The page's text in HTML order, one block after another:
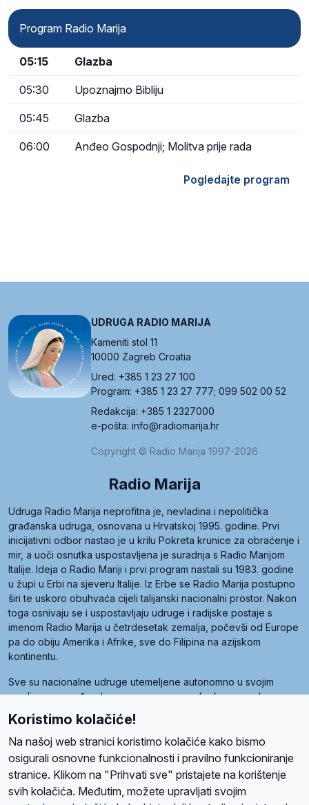
Program Radio Marija
05:15 Glazba
05:30 Upoznajmo Bibliju
05:45 Glazba
06:00 Anđeo Gospodnji; Molitva prije rada
Pogledajte program
UDRUGA RADIO MARIJA
Kameniti stol 11
10000 Zagreb Croatia
Ured: +385 1 23 27 100
Program: +385 1 23 27 777; 099 502 00 52
Redakcija: +385 1 2327000
e-pošta: info@radiomarija.hr
Copyright © Radio Marija 1997-2026
Radio Marija
Udruga Radio Marija neprofitna je, nevladina i nepolitička
građanska udruga, osnovana u Hrvatskoj 1995. godine. Prvi
inicijativni odbor nastao je u krilu Pokreta krunice za obraćenje i
mir, a uoči osnutka uspostavljena je suradnja s Radio Marijom
Italije. Ideja o Radio Mariji i prvi program nastali su 1983. godine
u župi u Erbi na sjeveru Italije. Iz Erbe se Radio Marija postupno
širi te uskoro obuhvaća cijeli talijanski nacionalni prostor. Nakon
toga osnivaju se i uspostavljaju udruge i radijske postaje s
imenom Radio Marija u četrdesetak zemalja, počevši od Europe
pa do obiju Amerika i Afrike, sve do Filipina na azijskom
kontinentu.
Sve su nacionalne udruge utemeljene autonomno u svojim
zemljama, a međusobna su povezane preko krovne udruge
pod nazivom Svjetska obitelj Radio Marije (World Family of
Radio Maria). Svjetsku obitelj utemeljilo je sedam članica, među
kojima je i hrvatska Udruga Radio Marija.
Koristimo kolačiće!
Na našoj web stranici koristimo kolačiće kako bismo
osigurali osnovne funkcionalnosti i pravilno funkcioniranje
stranice. Klikom na "Prihvati sve" pristajete na korištenje
svih kolačića. Međutim, možete upravljati svojim